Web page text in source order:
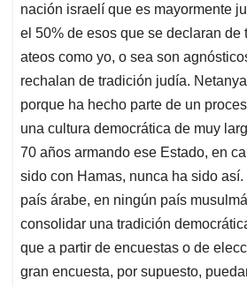
nación israelí que es mayormente
el 50% de esos que se declaran de
ateos como yo, o sea son
rechalan de tradición judía.
porque ha hecho parte de un
una cultura democrática de muy
70 años armando ese Estado, en
sido con Hamas, nunca ha sido
país árabe, en ningún país
consolidar una tradición
que a partir de encuestas o de
gran encuesta, por supuesto,